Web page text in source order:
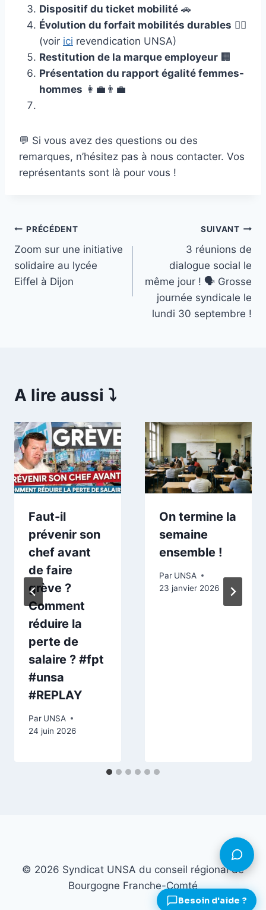
Dispositif du ticket mobilité 🚗
Évolution du forfait mobilités durables 🚴‍♀️
(voir ici revendication UNSA)
Restitution de la marque employeur 🏢
Présentation du rapport égalité femmes-
hommes 👩‍💼👨‍💼
💬 Si vous avez des questions ou des
remarques, n’hésitez pas à nous contacter. Vos
représentants sont là pour vous !
Navigation
de
l’article
PRÉCÉDENT
Zoom sur une initiative
solidaire au lycée
Eiffel à Dijon
SUIVANT
3 réunions de
dialogue social le
même jour ! 🗣️ Grosse
journée syndicale le
lundi 30 septembre !
A lire aussi ⤵️
Faut-il
prévenir son
chef avant
de faire
grève ?
Comment
réduire la
perte de
salaire ? #fpt
#unsa
#REPLAY
Par UNSA
24 juin 2026
On termine la
semaine
ensemble !
Par UNSA
23 janvier 2026
© 2026 Syndicat UNSA du conseil régional de
Bourgogne Franche-Comté